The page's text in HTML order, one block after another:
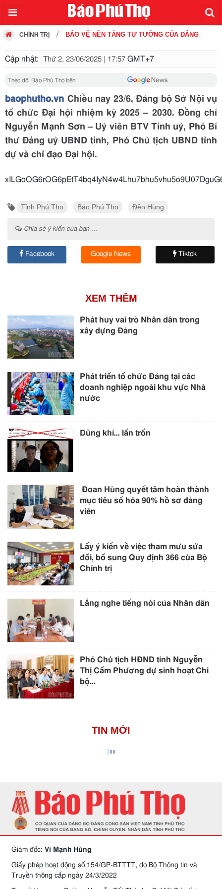
CHÍNH TRỊ BẢO VỆ NỀN TẢNG TƯ TƯỞNG CỦA ĐẢNG
Cập nhật: Thứ 2, 23/06/2025 | 17:57 GMT+7
Theo dõi Báo Phú Thọ trên
baophutho.vn Chiều nay 23/6, Đảng bộ Sở Nội vụ
tổ chức Đại hội nhiệm kỳ 2025 – 2030. Đồng chí
Nguyễn Mạnh Sơn – Uỷ viên BTV Tỉnh uỷ, Phó Bí
thư Đảng uỷ UBND tỉnh, Phó Chủ tịch UBND tỉnh
dự và chỉ đạo Đại hội.
Tỉnh Phú Thọ Báo Phú Thọ Đền Hùng
Chia sẻ ý kiến của bạn ...
Facebook Google News Tiktok
XEM THÊM
Phát huy vai trò Nhân dân trong
xây dựng Đảng
Phát triển tổ chức Đảng tại các
doanh nghiệp ngoài khu vực Nhà
nước
Dũng khí… lẩn trốn
Đoan Hùng quyết tâm hoàn thành
mục tiêu số hóa 90% hồ sơ đảng
viên
Lấy ý kiến về việc tham mưu sửa
đổi, bổ sung Quy định 366 của Bộ
Chính trị
Lắng nghe tiếng nói của Nhân dân
Phó Chủ tịch HĐND tỉnh Nguyễn
Thị Cẩm Phương dự sinh hoạt Chi
bộ...
TIN MỚI
Giám đốc: Vi Mạnh Hùng
Giấy phép hoạt động số 154/GP-BTTTT, do Bộ Thông tin và
Truyền thông cấp ngày 24/3/2022